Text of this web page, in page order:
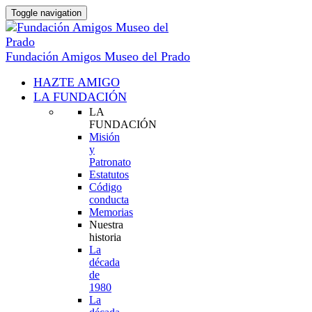
Toggle navigation
Fundación Amigos Museo del Prado
HAZTE AMIGO
LA FUNDACIÓN
LA
FUNDACIÓN
Misión
y
Patronato
Estatutos
Código
conducta
Memorias
Nuestra
historia
La
década
de
1980
La